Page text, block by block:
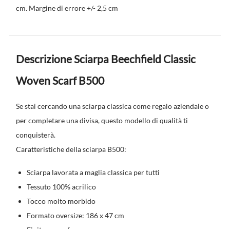
cm. Margine di errore +/- 2,5 cm
Descrizione Sciarpa Beechfield Classic
Woven Scarf B500
Se stai cercando una sciarpa classica come regalo aziendale o
per completare una divisa, questo modello di qualità ti
conquisterà.
Caratteristiche della sciarpa B500:
Sciarpa lavorata a maglia classica per tutti
Tessuto 100% acrilico
Tocco molto morbido
Formato oversize: 186 x 47 cm